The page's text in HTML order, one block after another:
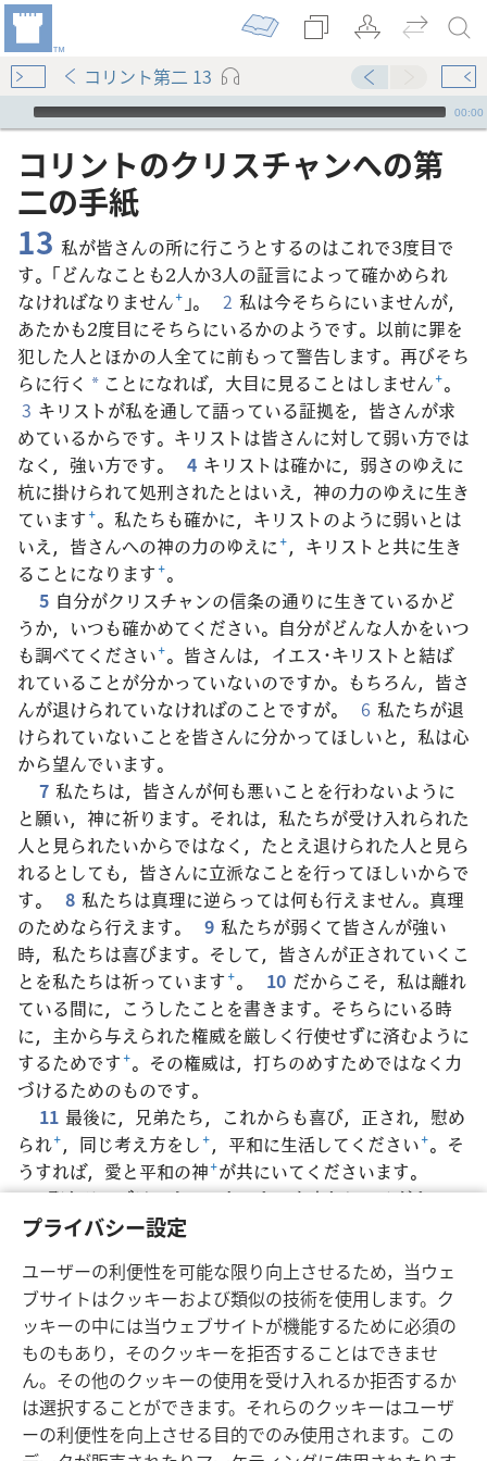
プライバシー設定
ユーザーの利便性を可能な限り向上させるため，当ウェ
ブサイトはクッキーおよび類似の技術を使用します。ク
ッキーの中には当ウェブサイトが機能するために必須の
ものもあり，そのクッキーを拒否することはできませ
ん。その他のクッキーの使用を受け入れるか拒否するか
は選択することができます。それらのクッキーはユーザ
ーの利便性を向上させる目的でのみ使用されます。この
コリント第二 13
Audio Player
00:00
コリント​の​クリスチャン​へ​の​第​
二​の​手紙
13 私が皆さんの所に行こうとするのはこれで3度目で
す。「どんなことも2人か3人の証言によって確かめられ
なければなりません+ 」。 2 私は今そちらにいませんが，
あたかも2度目にそちらにいるかのようです。以前に罪を
犯した人とほかの人全てに前もって警告します。再びそち
らに行く * ことになれば，大目に見ることはしません+。
3 キリストが私を通して語っている証拠を，皆さんが求
めているからです。キリストは皆さんに対して弱い方では
なく，強い方です。
4 キリストは確かに，弱さのゆえに
杭に掛けられて処刑されたとはいえ，神の力のゆえに生き
ています+。私たちも確かに，キリストのように弱いとは
いえ，皆さんへの神の力のゆえに+，キリストと共に生き
ることになります+。
5 自分がクリスチャンの信条の通りに生きているかど
うか，いつも確かめてください。自分がどんな人かをいつ
も調べてください+。皆さんは，イエス･キリストと結ば
れていることが分かっていないのですか。もちろん，皆さ
んが退けられていなければのことですが。
6 私たちが退
けられていないことを皆さんに分かってほしいと，私は心
から望んでいます。
7 私たちは，皆さんが何も悪いことを行わないように
と願い，神に祈ります。それは，私たちが受け入れられた
人と見られたいからではなく，たとえ退けられた人と見ら
れるとしても，皆さんに立派なことを行ってほしいからで
す。
8 私たちは真理に逆らっては何も行えません。真理
のためなら行えます。
9 私たちが弱くて皆さんが強い
時，私たちは喜びます。そして，皆さんが正されていくこ
とを私たちは祈っています+。 10 だからこそ，私は離れ
ている間に，こうしたことを書きます。そちらにいる時
に，主から与えられた権威を厳しく行使せずに済むように
するためです+。その権威は，打ちのめすためではなく力
づけるためのものです。
11 最後に，兄弟たち，これからも喜び，正され，慰め
られ+，同じ考え方をし+，平和に生活してください+。そ
うすれば，愛と平和の神+が共にいてくださいます。
12聖なる口づけによってあいさつを交わしてください。
13 聖なる人たち皆がよろしくと言っています。
さんに示され，皆さんが共に聖なる力を受けますように。
日本語 シェアする 設定
Copyright© 2026 Watch Tower Bible and Tract Society of Pennsylvania
利用規約
プライバシーに関する方針 プライバシー設定
JW.ORG